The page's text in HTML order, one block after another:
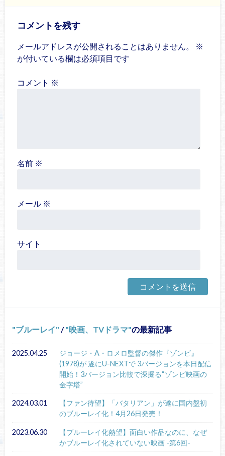
コメントを残す
メールアドレスが公開されることはありません。
※
が付いている欄は必須項目です
コメント ※
名前 ※
メール ※
サイト
ブルーレイ / 映画、TVドラマ の最新記事
2025.04.25
ジョージ・A・ロメロ監督の傑作『ゾンビ』
(1978)が 遂にU-NEXTで 3バージョンを本日配信
開始！3バージョン比較で深掘る“ゾンビ映画の
金字塔”
2024.03.01
【ファン待望】「バタリアン」が遂に国内盤初
のブルーレイ化！4月26日発売！
2023.06.30
【ブルーレイ化熱望】面白い作品なのに、なぜ
かブルーレイ化されていない映画 -第6回-